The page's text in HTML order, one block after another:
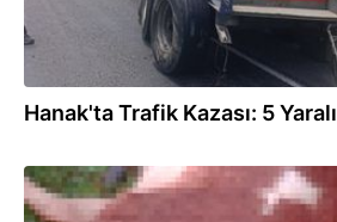
Hanak'ta Trafik Kazası: 5 Yaralı
16.07.2025